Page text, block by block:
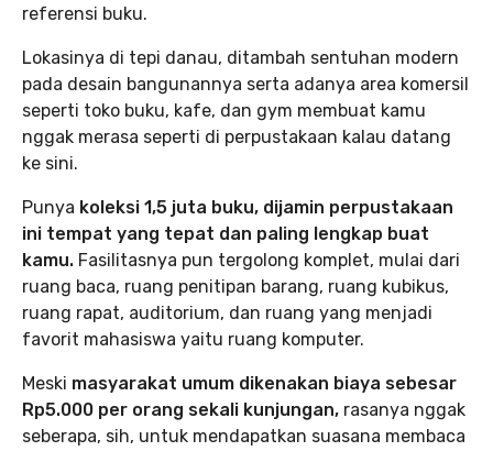
referensi buku.
Lokasinya di tepi danau, ditambah sentuhan modern
pada desain bangunannya serta adanya area komersil
seperti toko buku, kafe, dan gym membuat kamu
nggak merasa seperti di perpustakaan kalau datang
ke sini.
Punya koleksi 1,5 juta buku, dijamin perpustakaan
ini tempat yang tepat dan paling lengkap buat
kamu. Fasilitasnya pun tergolong komplet, mulai dari
ruang baca, ruang penitipan barang, ruang kubikus,
ruang rapat, auditorium, dan ruang yang menjadi
favorit mahasiswa yaitu ruang komputer.
Meski masyarakat umum dikenakan biaya sebesar
Rp5.000 per orang sekali kunjungan, rasanya nggak
seberapa, sih, untuk mendapatkan suasana membaca